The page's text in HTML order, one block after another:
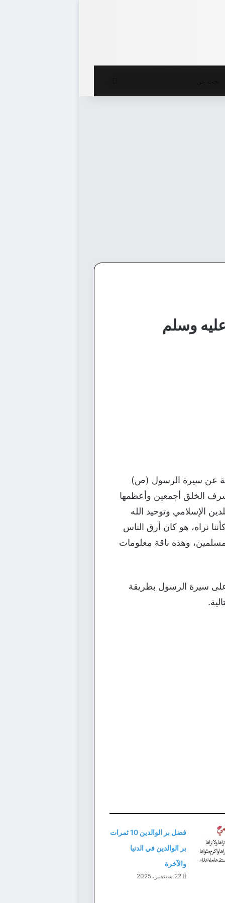
عن
وسلم
عن سيرة الرسول (ص)
أشرف الخلق أجمعين وأعظمها
الإسلامي وتوحيد الله
نراه، هو كان أرق الناس
وهذه باقة معلومات
سيرة الرسول بطريقة
فضل بر الوالدين 10 ثمرات
بر الوالدين في الدنيا
والآخرة
22 سبتمبر، 2025